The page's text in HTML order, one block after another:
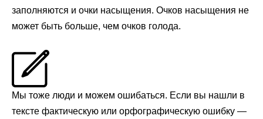
заполняются и очки насыщения. Очков насыщения не
может быть больше, чем очков голода.
Мы тоже люди и можем ошибаться. Если вы нашли в
тексте фактическую или орфографическую ошибку —